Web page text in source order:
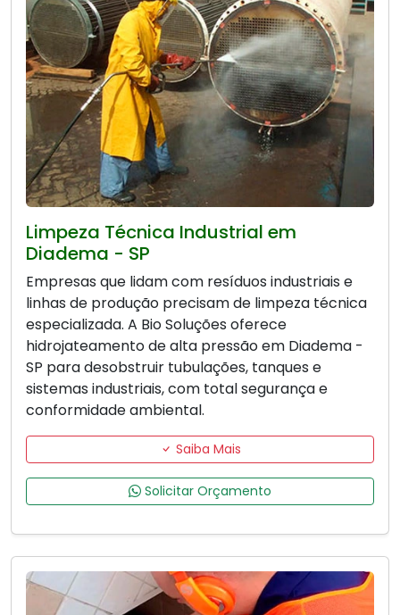
Limpeza Técnica Industrial em
Diadema - SP
Empresas que lidam com resíduos industriais e
linhas de produção precisam de limpeza técnica
especializada. A Bio Soluções oferece
hidrojateamento de alta pressão em Diadema -
SP para desobstruir tubulações, tanques e
sistemas industriais, com total segurança e
conformidade ambiental.
Saiba Mais
Solicitar Orçamento